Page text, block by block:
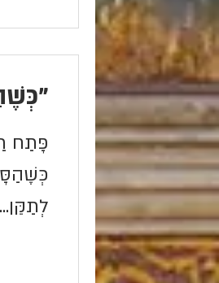
פָּתַח
לְתַקֵּן...